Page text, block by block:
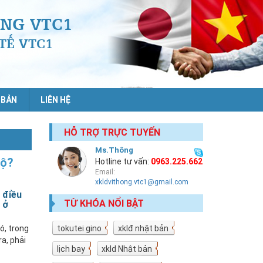
VTC1
VTC1
LIÊN HỆ
điều
ở
trong
phải
HỖ TRỢ TRỰC TUYẾN
Ms.Thông
Hotline tư vấn: 0963.225.662
Email:
xkldvithong.vtc1@gmail.com
TỪ KHÓA NỔI BẬT
tokutei gino
19 xklđ nhật bản
18
lịch bay
10 xkld Nhật bản
9